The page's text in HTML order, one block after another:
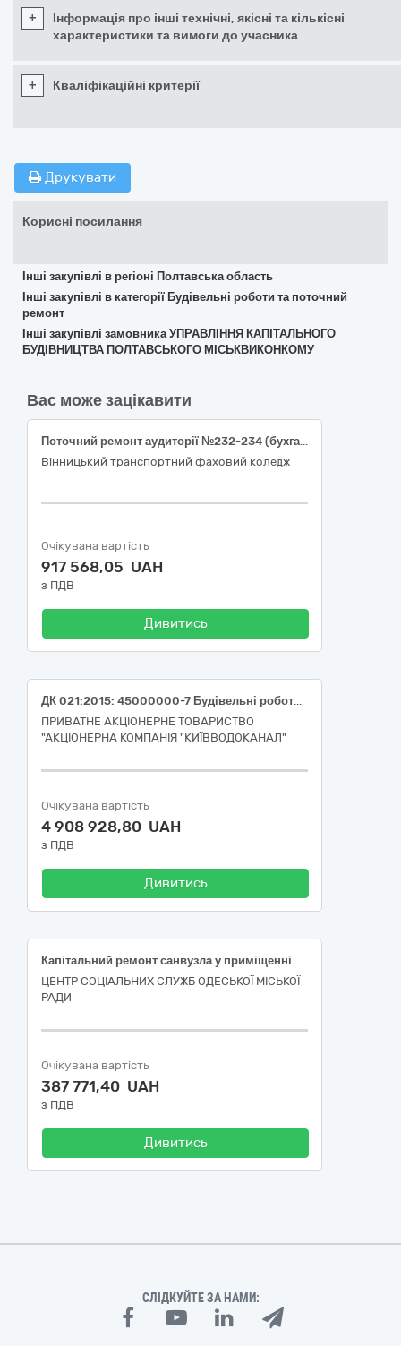
+
Інформація про інші технічні, якісні та кількісні
характеристики та вимоги до учасника
+ Кваліфікаційні критерії
Друкувати
Корисні посилання
Інші закупівлі в регіоні Полтавська область
Інші закупівлі в категорії Будівельні роботи та поточний
ремонт
Інші закупівлі замовника УПРАВЛІННЯ КАПІТАЛЬНОГО
БУДІВНИЦТВА ПОЛТАВСЬКОГО МІСЬКВИКОНКОМУ
Вас може зацікавити
Поточний ремонт аудиторії №232-234 (бухгалтерія), №310, №308, коридору біля аудиторії №212, кімнати гігієни в гуртожитку №2. Вінницького транспортного фахового коледжу по вул.Героїв Нацгвардії, 28, м.Вінниця
Вінницький транспортний фаховий коледж
Очікувана вартість
917 568,05 UAH
з ПДВ
Дивитись
ДК 021:2015: 45000000-7 Будівельні роботи та поточний ремонт (послуги з поточного ремонту фасаду корпусу ІЛК (інв. номер 1146) головного офісу ПрАТ «АК «Київводоканал» за адресою: м. Київ, вул. Лейпцизька, 1а)
ПРИВАТНЕ АКЦІОНЕРНЕ ТОВАРИСТВО
"АКЦІОНЕРНА КОМПАНІЯ "КИЇВВОДОКАНАЛ"
Очікувана вартість
4 908 928,80 UAH
з ПДВ
Дивитись
Капітальний ремонт санвузла у приміщенні Центру соціальних служб Одеської міської ради розташованого за адресою: м. Одеса, вул. Педагогічна, 24, з урахуванням потреб для осіб з обмеженими фізичними можливостями
ЦЕНТР СОЦІАЛЬНИХ СЛУЖБ ОДЕСЬКОЇ МІСЬКОЇ
РАДИ
Очікувана вартість
387 771,40 UAH
з ПДВ
Дивитись
СЛІДКУЙТЕ ЗА НАМИ: